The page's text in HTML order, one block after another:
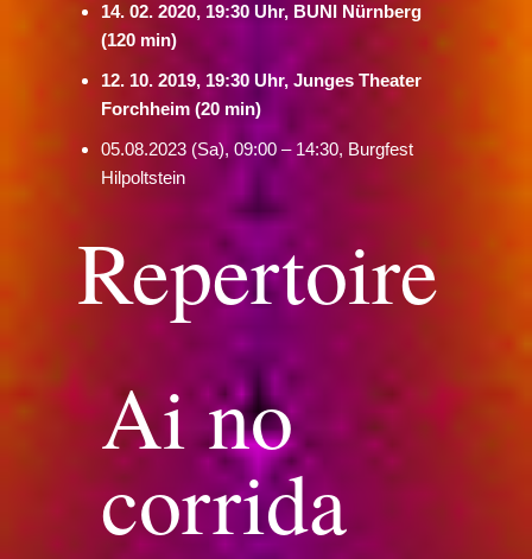
14. 02. 2020, 19:30 Uhr, BUNI Nürnberg
(120 min)
12. 10. 2019, 19:30 Uhr, Junges Theater
Forchheim (20 min)
05.08.2023 (Sa), 09:00 – 14:30, Burgfest
Hilpoltstein
Repertoire
Ai no
corrida